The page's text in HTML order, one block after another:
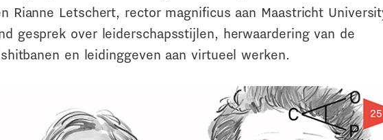
Rianne Letschert, rector magnificus aan Maastricht
gesprek over leiderschapsstijlen, herwaardering van de
en leidinggeven aan virtueel werken.